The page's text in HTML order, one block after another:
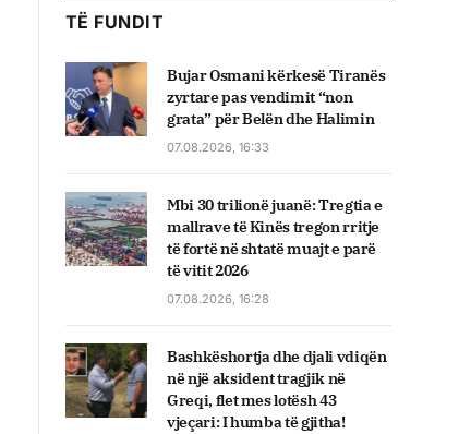
TË FUNDIT
Bujar Osmani kërkesë Tiranës
zyrtare pas vendimit “non
grata” për Belën dhe Halimin
07.08.2026, 16:33
Mbi 30 trilionë juanë: Tregtia e
mallrave të Kinës tregon rritje
të fortë në shtatë muajt e parë
të vitit 2026
07.08.2026, 16:28
Bashkëshortja dhe djali vdiqën
në një aksident tragjik në
Greqi, flet mes lotësh 43
vjeçari: I humba të gjitha!